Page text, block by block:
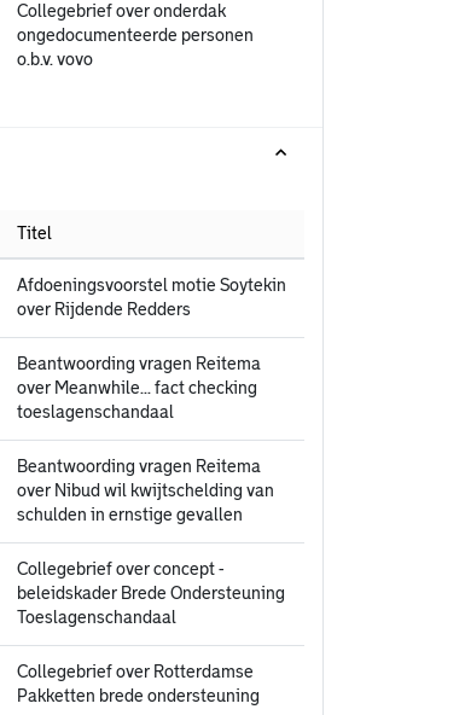
Collegebrief over onderdak
ongedocumenteerde personen
o.b.v. vovo
Titel
Afdoeningsvoorstel motie Soytekin
over Rijdende Redders
Beantwoording vragen Reitema
over Meanwhile... fact checking
toeslagenschandaal
Beantwoording vragen Reitema
over Nibud wil kwijtschelding van
schulden in ernstige gevallen
Collegebrief over concept -
beleidskader Brede Ondersteuning
Toeslagenschandaal
Collegebrief over Rotterdamse
Pakketten brede ondersteuning